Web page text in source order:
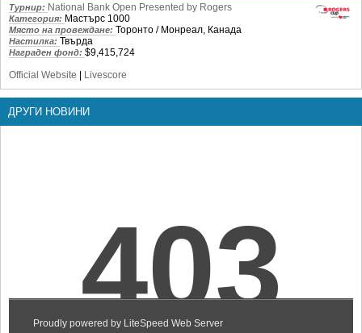
Турнир: National Bank Open Presented by Rogers
Категория: Мастърс 1000
Място на провеждане: Торонто / Монреал, Канада
Настилка: Твърда
Награден фонд: $9,415,724
Official Website | Livescore
ДРУГИ НОВИНИ